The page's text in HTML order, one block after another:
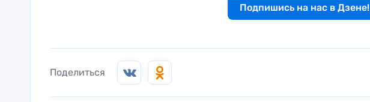
Подпишись на нас в Дзене!
Поделиться